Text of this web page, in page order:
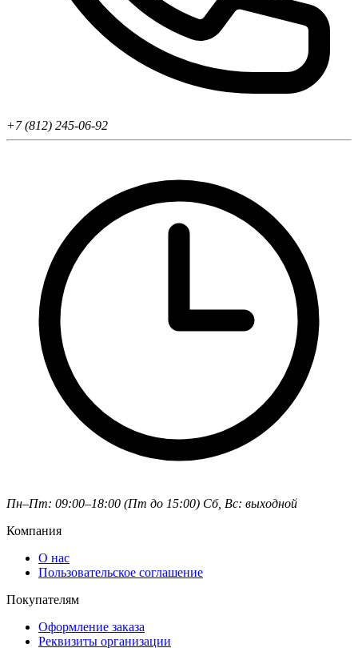
+7 (812) 245-06-92
Пн–Пт: 09:00–18:00 (Пт до 15:00) Сб, Вс: выходной
Компания
О нас
Пользовательское соглашение
Покупателям
Оформление заказа
Реквизиты организации